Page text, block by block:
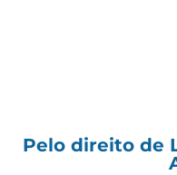
Pelo direito de